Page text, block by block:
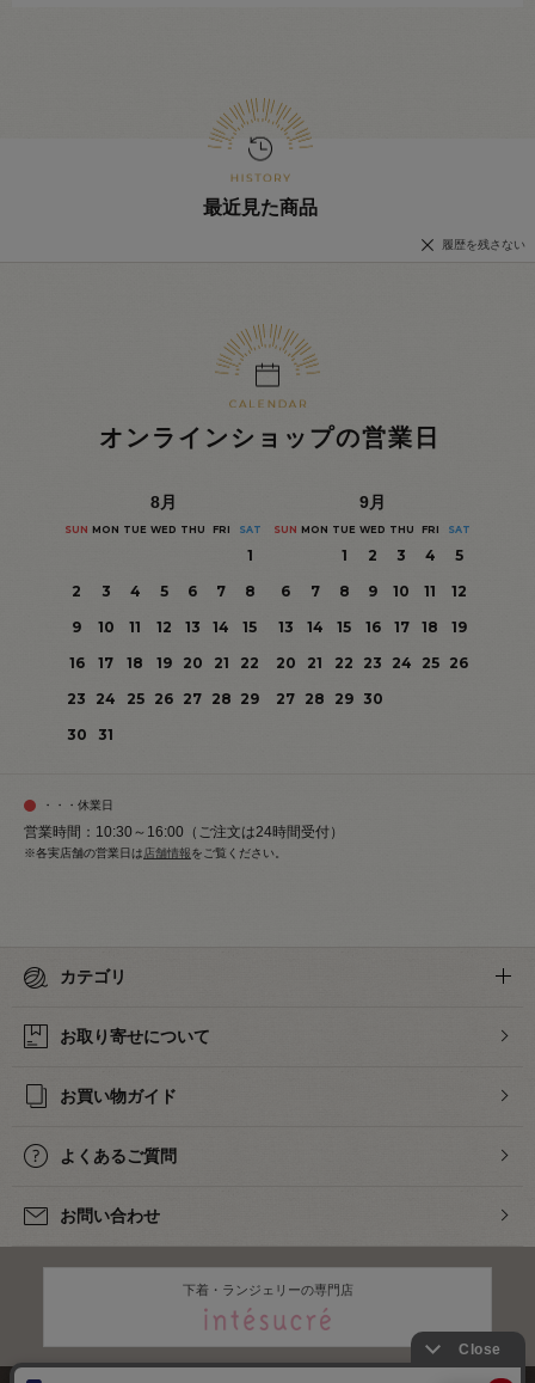
最近見た商品
履歴を残さない
オンラインショップの営業日
8月
SUN MON TUE WED THU FRI SAT
1
2
3 4 5 6 7
8
9
10 11 12 13 14
15
16
17 18 19 20 21
22
23
24 25 26 27 28 29
30
31
9月
SUN MON TUE WED THU FRI SAT
1 2 3 4
5
6
7 8 9 10 11
12
13
14 15 16 17 18
19
20
21 22 23 24 25
26
27 28 29 30
・・・休業日
営業時間：10:30～16:00（ご注文は24時間受付）
※各実店舗の営業日は 店舗情報をご覧ください。
カテゴリ
お取り寄せについて
お買い物ガイド
よくあるご質問
お問い合わせ
下着・ランジェリーの専門店